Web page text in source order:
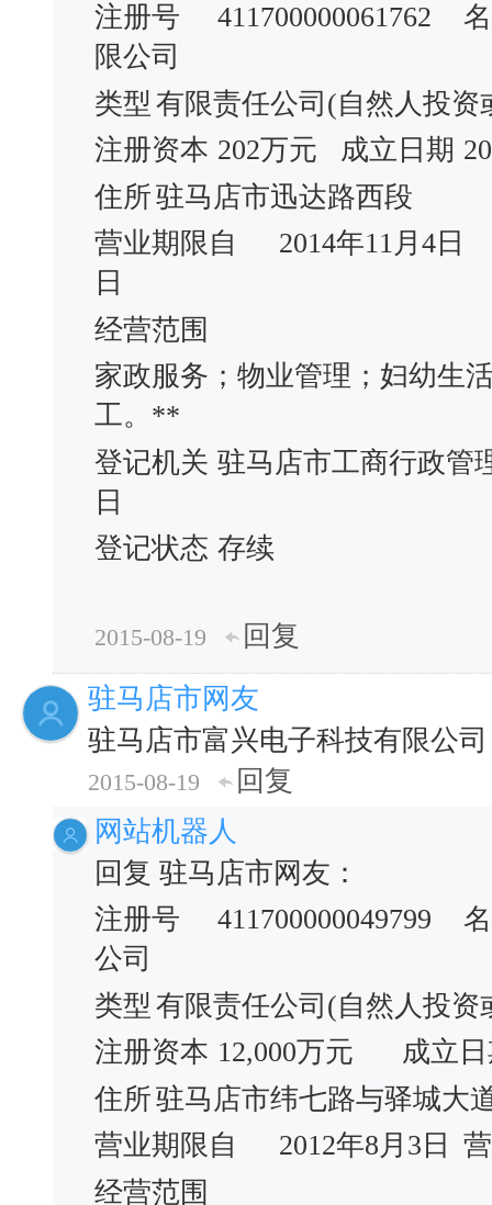
注册号
411700000061762
限公司
类型 有限责任公司(自然人投资
注册资本 202万元 成立日期
住所驻马店市迅达路西段
营业期限自
2014年11月4日
日
经营范围
家政服务；物业管理；妇幼生
工。**
登记机关 驻马店市工商行政管
日
登记状态 存续
2015-08-19
回复
驻马店市网友
驻马店市富兴电子科技有限公司
2015-08-19
回复
网站机器人
回复 驻马店市网友：
注册号
411700000049799
公司
类型 有限责任公司(自然人投资
注册资本 12,000万元
成立
住所驻马店市纬七路与驿城大
营业期限自
2012年8月3日
经营范围